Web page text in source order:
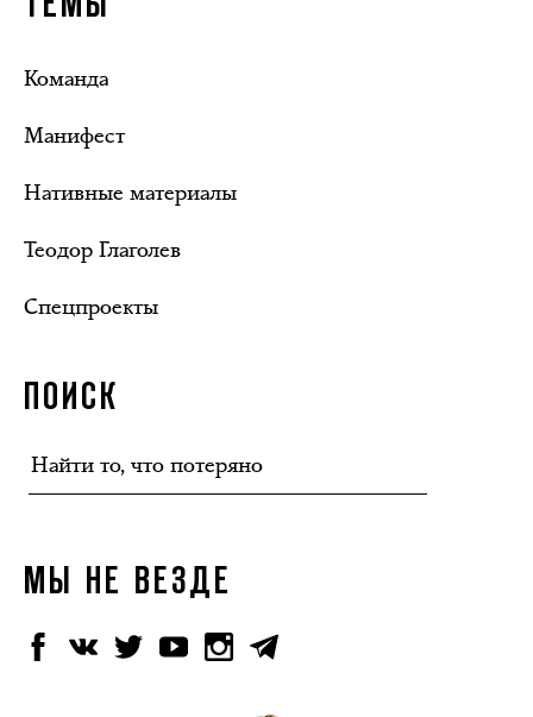
ТЕМЫ
Команда
Манифест
Нативные материалы
Теодор Глаголев
Спецпроекты
ПОИСК
МЫ НЕ ВЕЗДЕ